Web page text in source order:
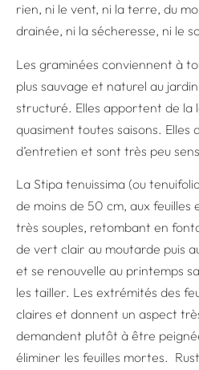
rien, ni le vent, ni la terre, du
drainée, ni la sécheresse, ni le
Les graminées conviennent à
plus sauvage et naturel au
structuré. Elles apportent de la
quasiment toutes saisons. Elles
d’entretien et sont très peu
La Stipa tenuissima (ou
de moins de 50 cm, aux
très souples, retombant en
de vert clair au moutarde puis
et se renouvelle au printemps
les tailler. Les extrémités des
claires et donnent un aspect
demandent plutôt à être
éliminer les feuilles mortes.